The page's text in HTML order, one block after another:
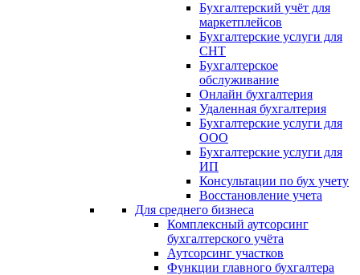
Бухгалтерский учёт для
маркетплейсов
Бухгалтерские услуги для
СНТ
Бухгалтерское
обслуживание
Онлайн бухгалтерия
Удаленная бухгалтерия
Бухгалтерские услуги для
ООО
Бухгалтерские услуги для
ИП
Консультации по бух учету
Восстановление учета
Для среднего бизнеса
Комплексный аутсорсинг
бухгалтерского учёта
Аутсорсинг участков
Функции главного бухгалтера